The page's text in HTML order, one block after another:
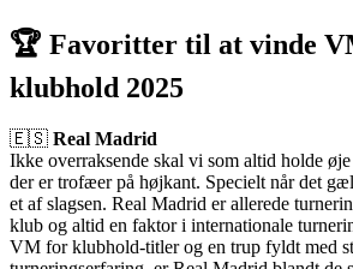
🏆 Favoritter til at vinde
klubhold 2025
🇪🇸 Real Madrid
Ikke overraksende skal vi som altid holde
der er trofæer på højkant. Specielt når det
et af slagsen. Real Madrid er allerede
klub og altid en faktor i internationale
VM for klubhold-titler og en trup fyldt med